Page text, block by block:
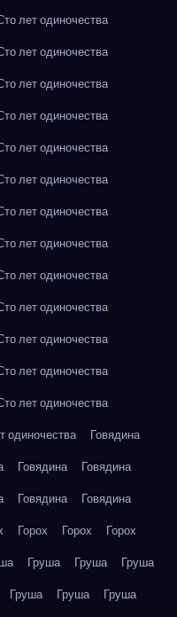
лет одиночества
лет одиночества
лет одиночества
лет одиночества
лет одиночества
лет одиночества
лет одиночества
лет одиночества
лет одиночества
лет одиночества
лет одиночества
лет одиночества
лет одиночества
одиночества
Говядина
Говядина
Говядина
Говядина
Говядина
Горох Горох
Горох
Груша Груша
Груша
Груша Груша
Груша